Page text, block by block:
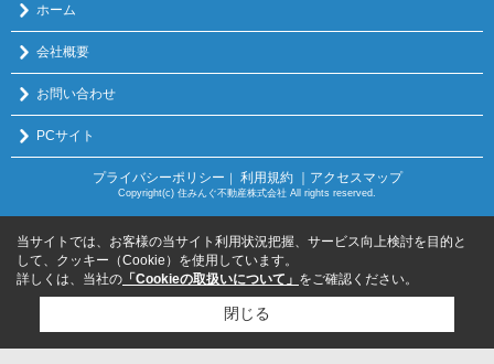
ホーム
会社概要
お問い合わせ
PCサイト
プライバシーポリシー ｜ 利用規約 ｜アクセスマップ
Copyright(c) 住みんぐ不動産株式会社 All rights reserved.
当サイトでは、お客様の当サイト利用状況把握、サービス向上検討を目的と
して、クッキー（Cookie）を使用しています。
詳しくは、当社の 「Cookieの取扱いについて」 をご確認ください。
閉じる